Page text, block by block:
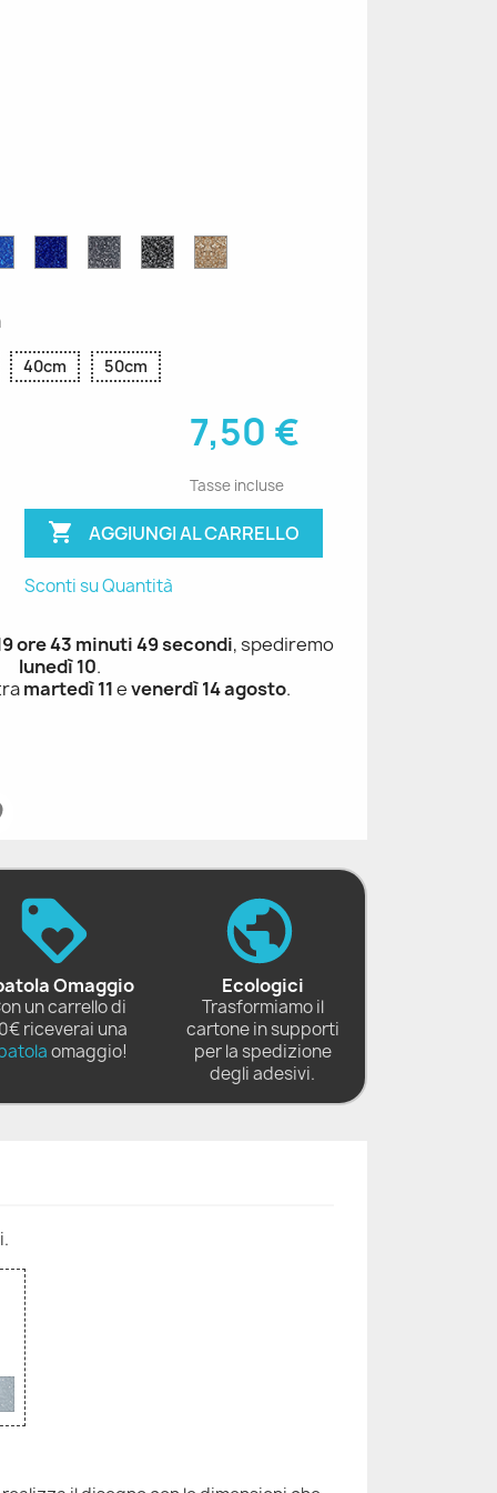
Blu
Zaffiro
Blu
Cobalto
Grigio
Glitter
Nero
Glitter
Oro
Glitter
40cm 50cm
7,50 €
Tasse incluse
 AGGIUNGI AL CARRELLO
Sconti su Quantità
ore 43 minuti 48 secondi, spediremo
lunedì 10.
martedì 11evenerdì 14 agosto.
Omaggio
un carrello di
riceverai una
omaggio!
Ecologici
Trasformiamo il
cartone in supporti
per la spedizione
degli adesivi.